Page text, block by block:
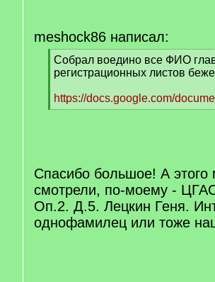
meshock86 написал:
[
q
Собрал воедино все ФИО
регистрационных листов
https://docs.google.com/
[
Спасибо большое! А
смотрели, по-моему -
Оп.2. Д.5. Лецкин Геня.
однофамилец или тоже